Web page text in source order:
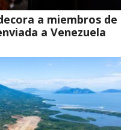
a miembros de
a Venezuela